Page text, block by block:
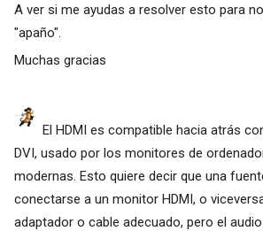
A ver si me ayudas a resolver esto para
"apaño".
Muchas gracias
El HDMI es compatible hacia atrás
DVI, usado por los monitores de
modernas. Esto quiere decir que una
conectarse a un monitor HDMI, o
adaptador o cable adecuado, pero el